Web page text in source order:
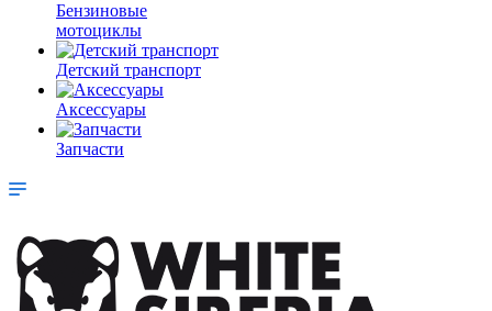
Бензиновые
мотоциклы
Детский транспорт
Аксессуары
Запчасти